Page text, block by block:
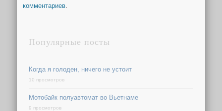
комментариев
Популярные посты
Когда я голоден, ничего не устоит
10 просмотров
Мотобайк полуавтомат во Вьетнаме
9 просмотров